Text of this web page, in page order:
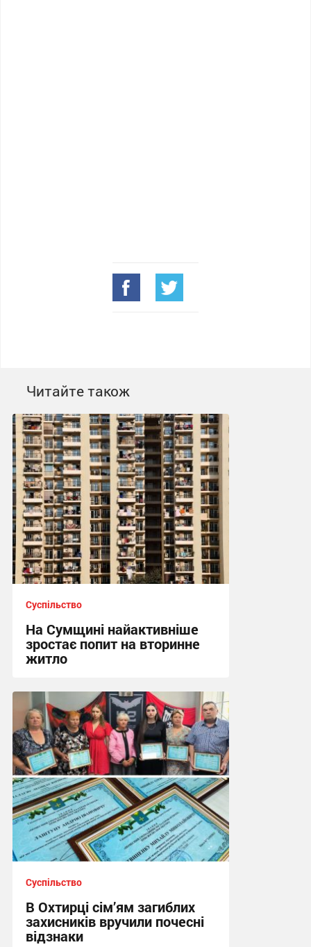
Читайте також
Суспільство
На Сумщині найактивніше
зростає попит на вторинне
житло
11:10 вчора
Суспільство
В Охтирці сім’ям загиблих
захисників вручили почесні
відзнаки